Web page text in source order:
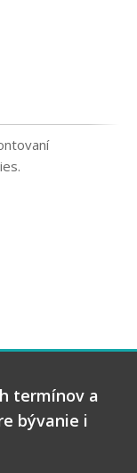
termínov a
bývanie i